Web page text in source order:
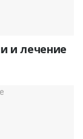
и лечение